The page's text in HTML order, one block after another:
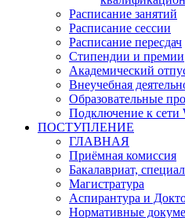
Расписание занятий
Расписание сессии
Расписание пересдач
Стипендии и премии
Академический
Внеучебная
Образовательные
Подключение к сети
ПОСТУПЛЕНИЕ
ГЛАВНАЯ
Приёмная комиссия
Бакалавриат,
Магистратура
Аспирантура и
Нормативные